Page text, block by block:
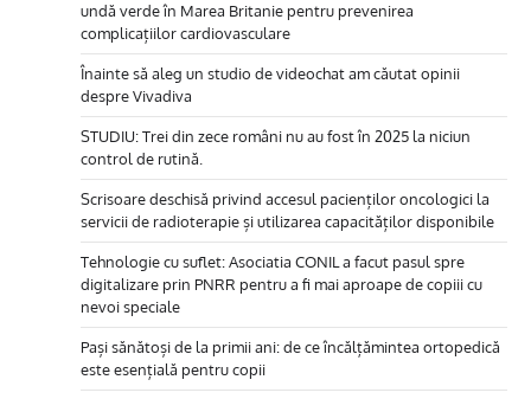
undă verde în Marea Britanie pentru prevenirea
complicațiilor cardiovasculare
Înainte să aleg un studio de videochat am căutat opinii
despre Vivadiva
STUDIU: Trei din zece români nu au fost în 2025 la niciun
control de rutină.
Scrisoare deschisă privind accesul pacienților oncologici la
servicii de radioterapie și utilizarea capacităților disponibile
Tehnologie cu suflet: Asociatia CONIL a facut pasul spre
digitalizare prin PNRR pentru a fi mai aproape de copiii cu
nevoi speciale
Pași sănătoși de la primii ani: de ce încălțămintea ortopedică
este esențială pentru copii